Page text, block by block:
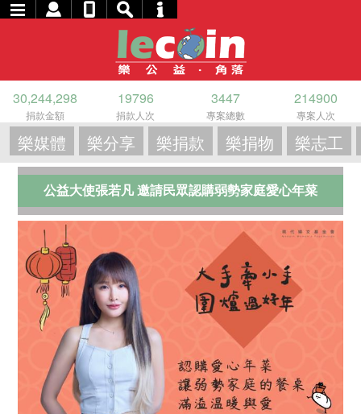
30,244,298
捐款金額
19796
捐款人次
3447
專案總數
214900
專案人次
樂媒體 樂分享 樂捐款 樂捐物 樂志工
公益大使張若凡 邀請民眾認購弱勢家庭愛心年菜